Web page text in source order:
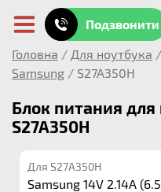
Подзвонити
Головна / Для ноутбука /
Samsung / S27A350H
Блок питания для
S27A350H
Для S27A350H
Samsung 14V 2.14A